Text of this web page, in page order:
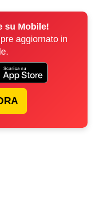
su Mobile!
aggiornato in